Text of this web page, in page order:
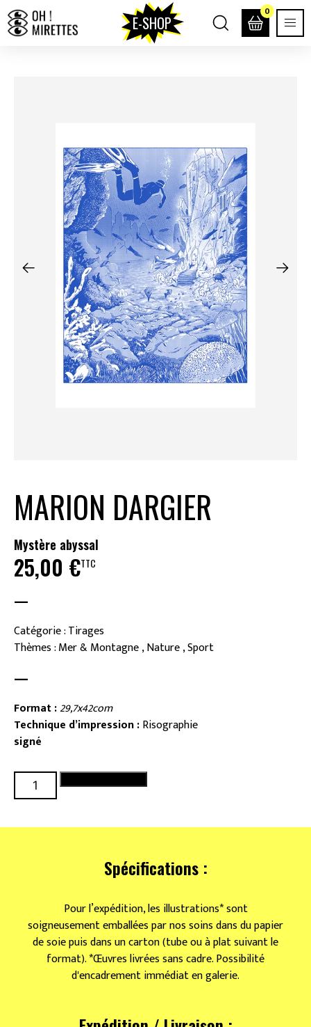
E-SHOP
0
MARION DARGIER
Mystère abyssal
25,00 €TTC
—
Catégorie : Tirages
Thèmes : Mer & Montagne , Nature , Sport
—
Format :29,7x42com
Technique d’impression :Risographie
signé
quantité
de
abyssal
Spécifications :
Pour l’expédition, les illustrations* sont
soigneusement emballées par nos soins dans du papier
de soie puis dans un carton (tube ou à plat suivant le
format). *Œuvres livrées sans cadre. Possibilité
d'encadrement immédiat en galerie.